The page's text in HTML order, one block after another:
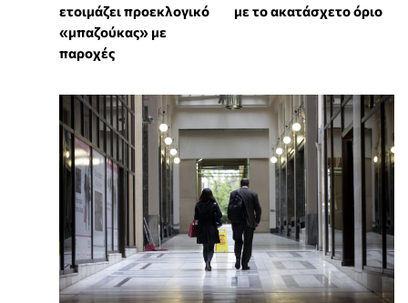
ετοιμάζει προεκλογικό
«μπαζούκας» με
παροχές
με το ακατάσχετο όριο